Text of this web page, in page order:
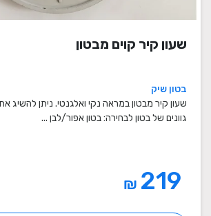
שעון קיר קוים מבטון
בטון שיק
שעון קיר מבטון במראה נקי ואלגנטי. ניתן להשיג
גוונים של בטון לבחירה: בטון אפור/לבן ...
₪